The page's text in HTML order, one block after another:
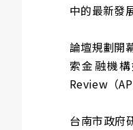
中的最新發
論壇規劃開
索金融機
Review（
台南市政府